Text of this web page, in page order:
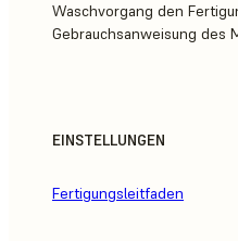
Waschvorgang den
Gebrauchsanweisung des
EINSTELLUNGEN
Fertigungsleitfaden